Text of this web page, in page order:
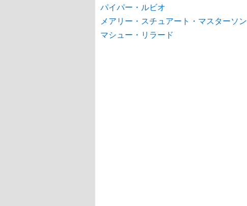
パイパー・ルビオ
メアリー・スチュアート・マスターソン
マシュー・リラード